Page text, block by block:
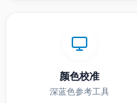
颜色校准
深蓝色参考工具